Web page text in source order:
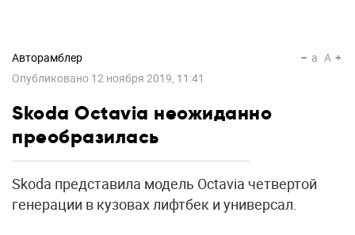
Авторамблер
Опубликовано 12 ноября 2019, 11:41
a A
Skoda Octavia неожиданно
преобразилась
Skoda представила модель Octavia четвертой
генерации в кузовах лифтбек и универсал.